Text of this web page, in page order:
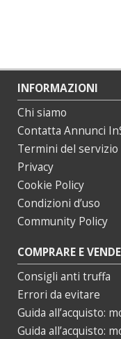
INFORMAZIONI
Chi siamo
Contatta Annunci
Termini del servizio
Privacy
Cookie Policy
Condizioni d’uso
Community Policy
COMPRARE E
Consigli anti truffa
Errori da evitare
Guida all’acquisto:
Guida all’acquisto: